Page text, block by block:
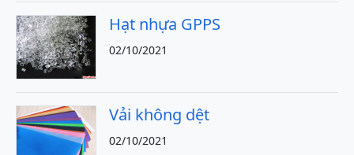
Hạt nhựa GPPS
02/10/2021
Vải không dệt
02/10/2021